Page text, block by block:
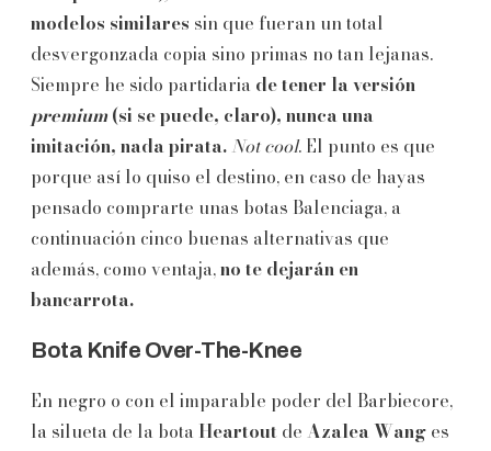
modelos similares sin que fueran un total
desvergonzada copia sino primas no tan lejanas.
Siempre he sido partidaria de tener la versión
premium (si se puede, claro), nunca una
imitación, nada pirata. Not cool. El punto es que
porque así lo quiso el destino, en caso de hayas
pensado comprarte unas botas Balenciaga, a
continuación cinco buenas alternativas que
además, como ventaja,no te dejarán en
bancarrota.
Bota Knife Over-The-Knee
En negro o con el imparable poder del Barbiecore,
la silueta de la bota Heartout de Azalea Wang es